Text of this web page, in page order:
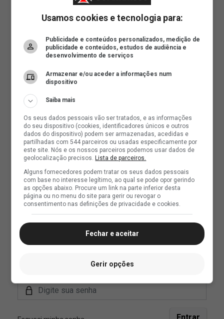
Usamos cookies e tecnologia para:
Publicidade e conteúdos personalizados, medição de
publicidade e conteúdos, estudos de audiência e
desenvolvimento de serviços
Armazenar e/ou aceder a informações num
dispositivo
Saiba mais
Os seus dados pessoais vão ser tratados, e as informações
do seu dispositivo (cookies, identificadores únicos e outros
dados do dispositivo) podem ser armazenadas, acedidas e
partilhadas com 544 parceiros ou usadas especificamente por
este site. Nós e os nossos parceiros podemos usar dados de
geolocalização precisos. Lista de parceiros.
Alguns fornecedores podem tratar os seus dados pessoais
com base no interesse legítimo, ao qual se pode opor gerindo
as opções abaixo. Procure um link na parte inferior desta
página ou no menu do site para gerir ou revogar o
consentimento nas definições de privacidade e cookies.
Fechar e aceitar
Gerir opções